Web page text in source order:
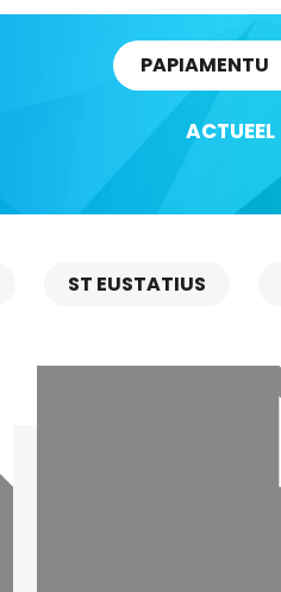
PAPIAMENTU
ACTUEEL
ST EUSTATIUS